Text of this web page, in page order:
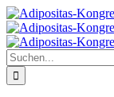
Zum
Inhalt
springen
Suche
nach: